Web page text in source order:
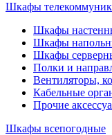
Шкафы
Шкафы
Шкафы
Шкафы
Полки и
Вентиляторы,
Кабельные
Прочие
Шкафы всепогодные